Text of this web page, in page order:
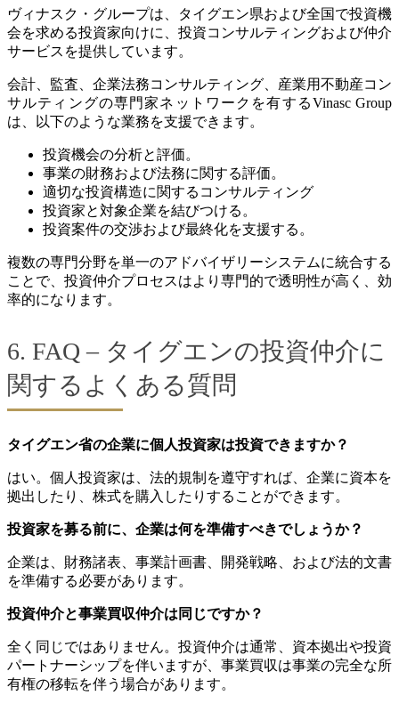
ヴィナスク・グループは、タイグエン県および全国で投資機
会を求める投資家向けに、投資コンサルティングおよび仲介
サービスを提供しています。
会計、監査、企業法務コンサルティング、産業用不動産コン
サルティングの専門家ネットワークを有するVinasc Group
は、以下のような業務を支援できます。
投資機会の分析と評価。
事業の財務および法務に関する評価。
適切な投資構造に関するコンサルティング
投資家と対象企業を結びつける。
投資案件の交渉および最終化を支援する。
複数の専門分野を単一のアドバイザリーシステムに統合する
ことで、投資仲介プロセスはより専門的で透明性が高く、効
率的になります。
6. FAQ – タイグエンの投資仲介に
関するよくある質問
タイグエン省の企業に個人投資家は投資できますか？
はい。個人投資家は、法的規制を遵守すれば、企業に資本を
拠出したり、株式を購入したりすることができます。
投資家を募る前に、企業は何を準備すべきでしょうか？
企業は、財務諸表、事業計画書、開発戦略、および法的文書
を準備する必要があります。
投資仲介と事業買収仲介は同じですか？
全く同じではありません。投資仲介は通常、資本拠出や投資
パートナーシップを伴いますが、事業買収は事業の完全な所
有権の移転を伴う場合があります。